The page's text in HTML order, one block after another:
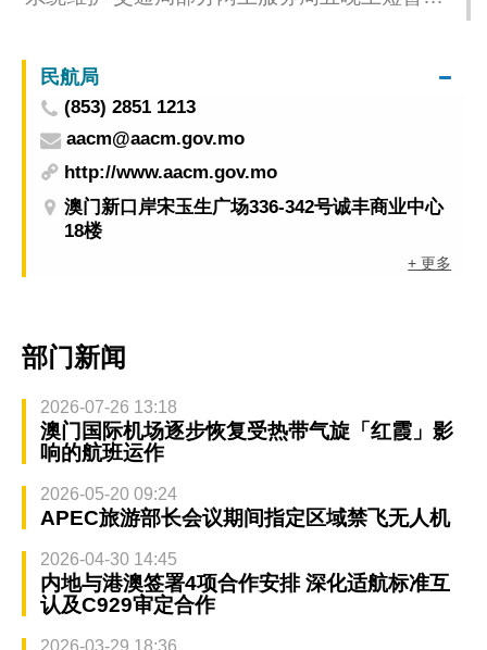
民航局
(853) 2851 1213
aacm@aacm.gov.mo
http://www.aacm.gov.mo
澳门新口岸宋玉生广场336-342号诚丰商业中心
18楼
+ 更多
部门新闻
2026-07-26 13:18
澳门国际机场逐步恢复受热带气旋「红霞」影
响的航班运作
2026-05-20 09:24
APEC旅游部长会议期间指定区域禁飞无人机
2026-04-30 14:45
内地与港澳签署4项合作安排 深化适航标准互
认及C929审定合作
2026-03-29 18:36